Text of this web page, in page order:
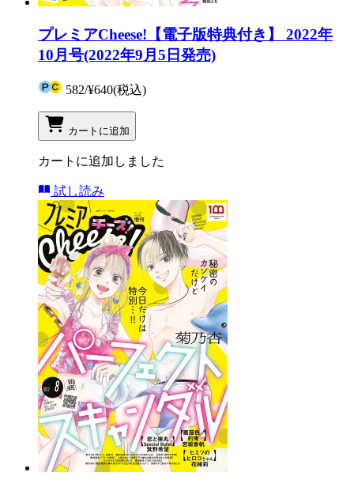
プレミアCheese!【電子版特典付き】 2022年
10月号(2022年9月5日発売)
582/¥640(税込)
カートに追加
カートに追加しました
試し読み